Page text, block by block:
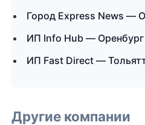
Город Express News —
ИП Info Hub — Оренбург
ИП Fast Direct —
Другие компании